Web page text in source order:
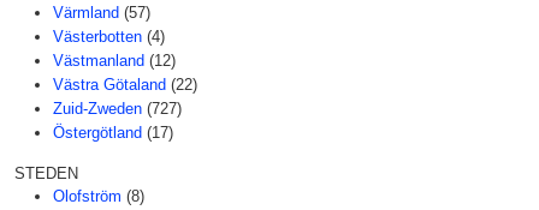
Värmland (57)
Västerbotten (4)
Västmanland (12)
Västra Götaland (22)
Zuid-Zweden (727)
Östergötland (17)
STEDEN
Olofström (8)